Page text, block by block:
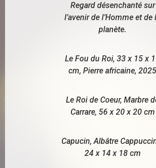
Regard désenchanté sur
l’avenir de l’Homme et de
planète.
Le Fou du Roi, 33 x 15 x
cm, Pierre africaine, 2025
Le Roi de Coeur, Marbre
Carrare, 56 x 20 x 20 cm
Capucin, Albâtre
24 x 14 x 18 cm